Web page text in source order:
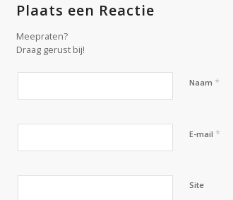
Plaats een Reactie
Meepraten?
Draag gerust bij!
Naam *
E-mail *
Site